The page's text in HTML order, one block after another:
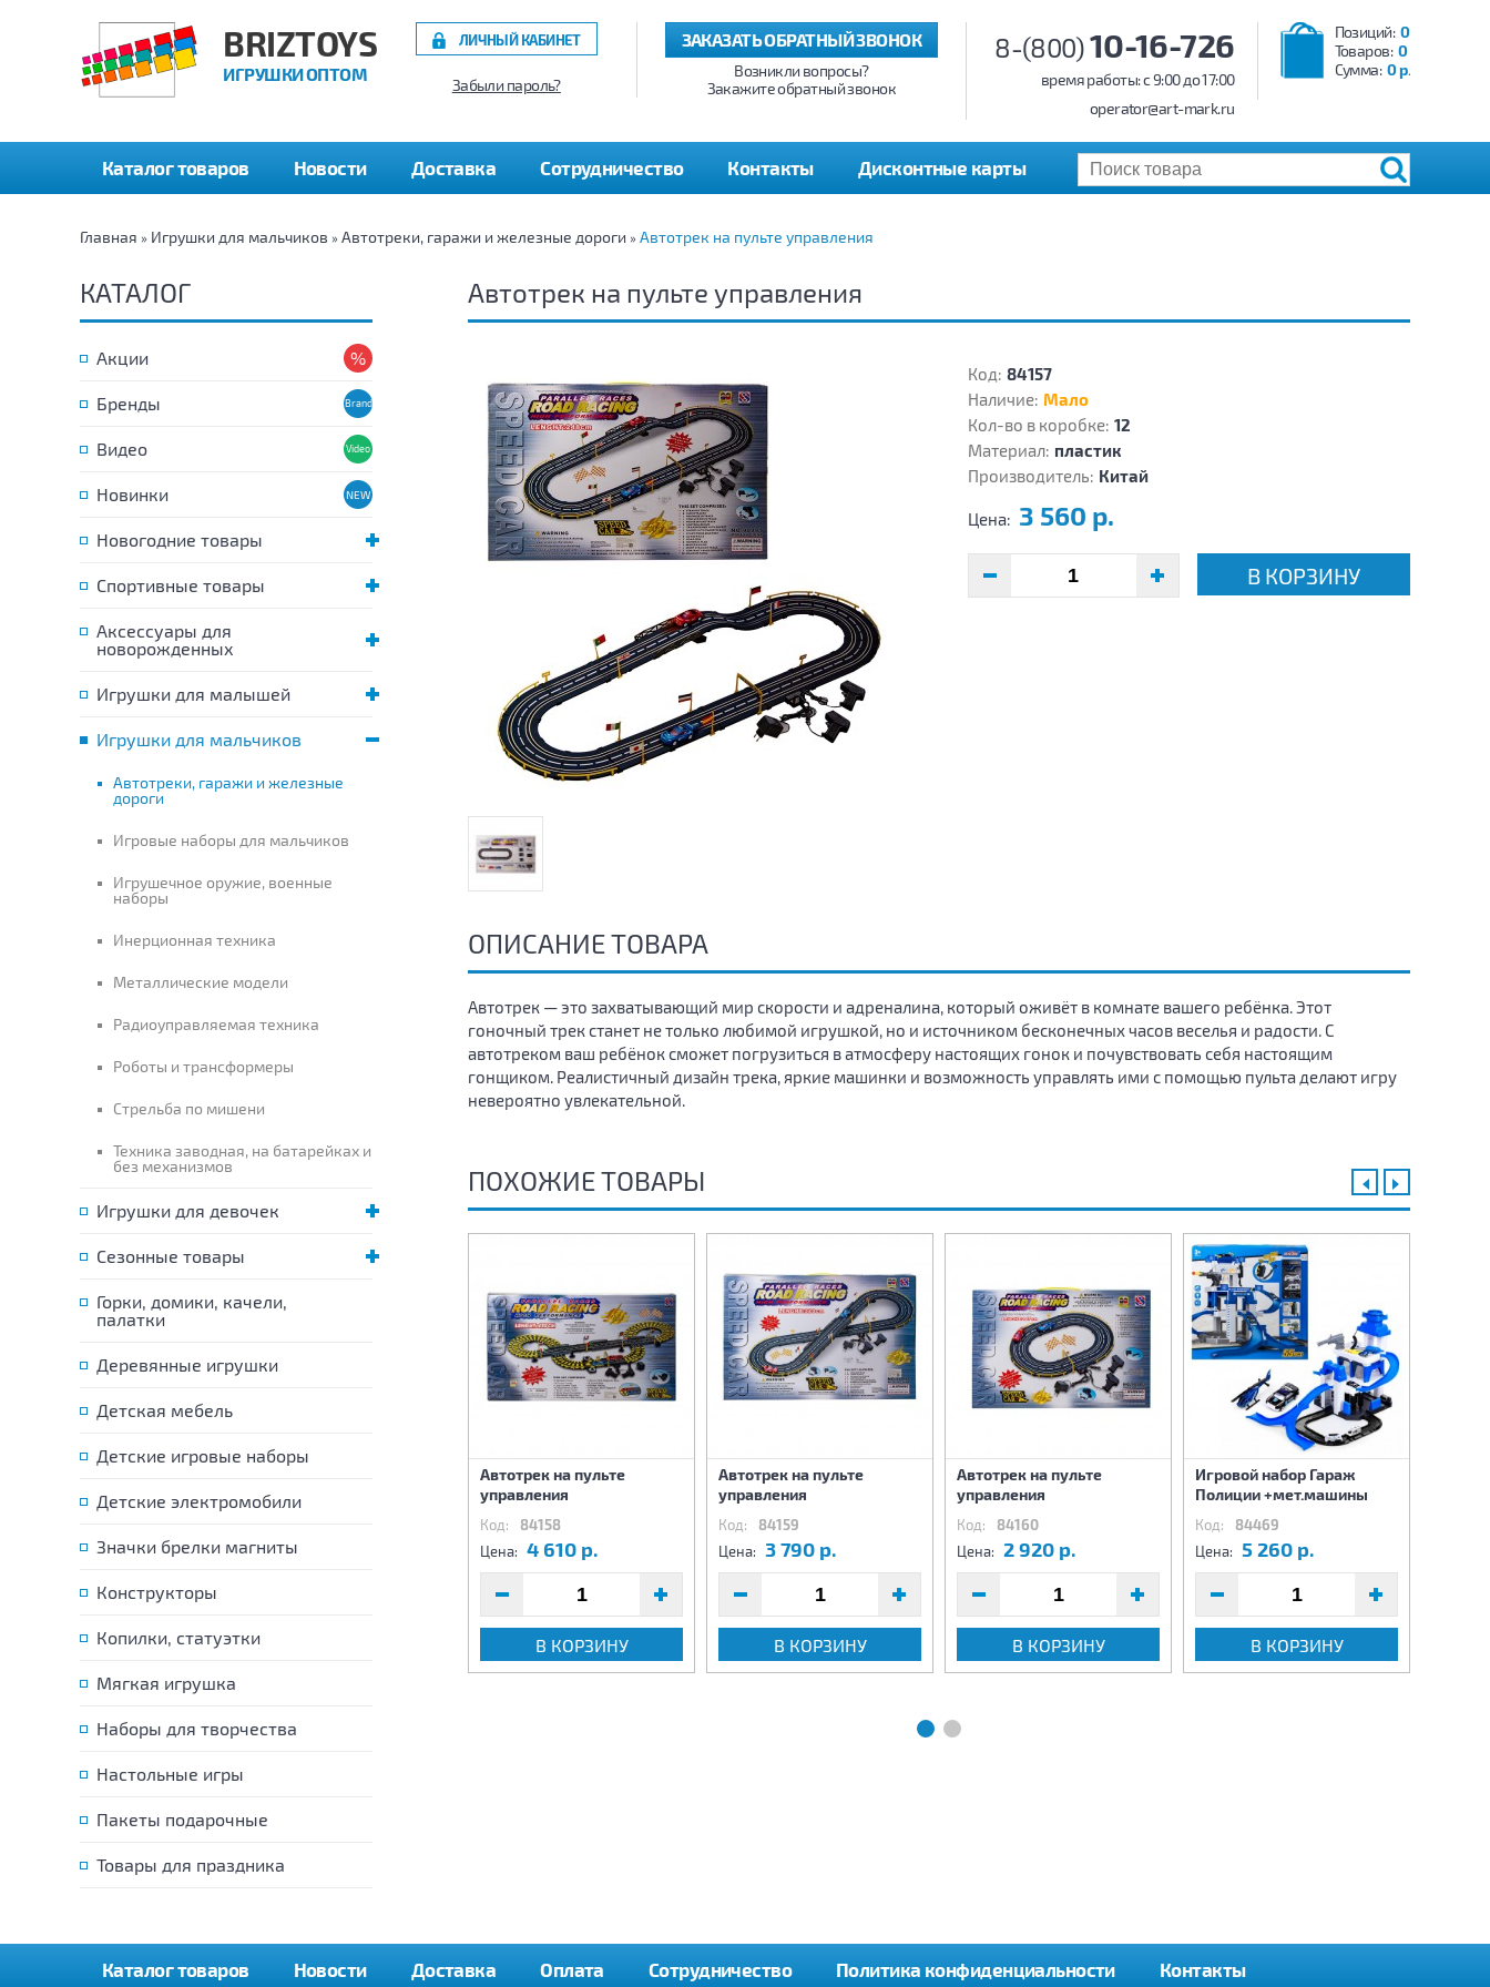
BRIZTOYS
ИГРУШКИ ОПТОМ
Позиций: 0
Товаров: 0
Сумма: 0 р.
8-(800)10-16-726
время работы: c 9:00 до 17:00
operator@art-mark.ru
ЗАКАЗАТЬ ОБРАТНЫЙ ЗВОНОК
Возникли вопросы?
Закажите обратный звонок
ЛИЧНЫЙ КАБИНЕТ
Забыли пароль?
Каталог товаров Новости Доставка Сотрудничество Контакты Дисконтные карты
Главная » Игрушки для мальчиков » Автотреки, гаражи и железные дороги » Автотрек на пульте управления
КАТАЛОГ
Акции
Бренды
Видео
Новинки
Новогодние товары
Спортивные товары
Аксессуары для
новорожденных
Игрушки для малышей
Игрушки для мальчиков
Автотреки, гаражи и железные
дороги
Игровые наборы для мальчиков
Игрушечное оружие, военные
наборы
Инерционная техника
Металлические модели
Радиоуправляемая техника
Роботы и трансформеры
Стрельба по мишени
Техника заводная, на батарейках и
без механизмов
Игрушки для девочек
Сезонные товары
Горки, домики, качели,
палатки
Деревянные игрушки
Детская мебель
Детские игровые наборы
Детские электромобили
Значки брелки магниты
Конструкторы
Копилки, статуэтки
Мягкая игрушка
Наборы для творчества
Настольные игры
Пакеты подарочные
Товары для праздника
Автотрек на пульте управления
Код: 84157
Наличие: Мало
Кол-во в коробке: 12
Материал: пластик
Производитель: Китай
Цена: 3 560 р.
В КОРЗИНУ
ОПИСАНИЕ ТОВАРА
Автотрек — это захватывающий мир скорости и адреналина, который оживёт в комнате вашего ребёнка. Этот
гоночный трек станет не только любимой игрушкой, но и источником бесконечных часов веселья и радости. С
автотреком ваш ребёнок сможет погрузиться в атмосферу настоящих гонок и почувствовать себя настоящим
гонщиком. Реалистичный дизайн трека, яркие машинки и возможность управлять ими с помощью пульта делают игру
невероятно увлекательной.
ПОХОЖИЕ ТОВАРЫ
2 390 р.
В КОРЗИНУ
управления
Цена: 6 240 р.
Автотрек на пульте
управления
Код: 84158
Цена: 4 610 р.
В КОРЗИНУ
Автотрек на пульте
управления
Код: 84159
Цена: 3 790 р.
В КОРЗИНУ
Автотрек на пульте
управления
Код: 84160
Цена: 2 920 р.
В КОРЗИНУ
Игровой набор Гараж
Полиции +мет.машины
Код: 84469
Цена: 5 260 р.
В КОРЗИНУ
Каталог товаров Новости Доставка Оплата Сотрудничество Политика конфиденциальности Контакты